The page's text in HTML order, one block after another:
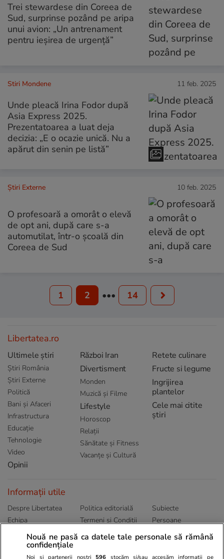
Trei stewardese din Coreea de
Sud, surprinse pozând pe aripa
unui avion: „Un antrenament
pentru ieșirea de urgență”
Stiri Mondene 11 feb. 2025
Unde pleacă Irina Fodor după
Asia Express 2025.
Prezentatoarea a luat deja
decizia: „E o ocazie unică. Nu a
apărut din senin pe listă”
Știri Externe 10 feb. 2025
O profesoară a omorât o elevă
de opt ani, după care s-a
automutilat, într-o școală din
Coreea de Sud
1 2 ••• 14
Libertatea.ro
Ultimele știri
Știri România
Știri Externe
Politică
Bani și Afaceri
Infrastructura
Educație
Tehnologie
Video
Opinii
Război Iran
Divertisment
Monden
Muzică și Filme
Lifestyle
Horoscop
Relații
Sănătate și Fitness
Vacanțe și Cultură
Retete culinare
Fructe si legume
Ingrijirea
plantelor
Cele mai citite
știri
Informații utile
Despre Libertatea
Echipa
Publicitate
Politica de
Politica editorială
Termeni și Conditii
Abonamente
Subiecte
Persoane
Sitemap
Nouă ne pasă ca datele tale personale să rămână
confidențiale
Noi și partenerii noștri 596 stocăm și/sau accesăm informații pe